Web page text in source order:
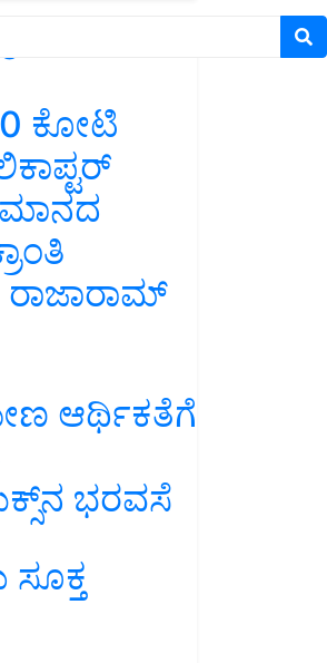
ಕೋಟಿ
ರಾಜಾರಾಮ್
ಆರ್ಥಿಕತೆಗೆ
ಭರವಸೆ